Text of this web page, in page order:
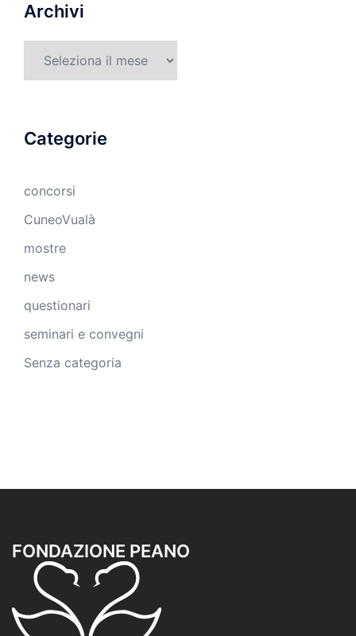
Archivi
Categorie
concorsi
CuneoVualà
mostre
news
questionari
seminari e convegni
Senza categoria
FONDAZIONE PEANO